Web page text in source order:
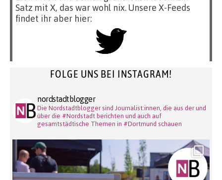
Satz mit X, das war wohl nix. Unsere X-Feeds
findet ihr aber hier:
FOLGE UNS BEI INSTAGRAM!
nordstadtblogger
Die Nordstadtblogger sind Journalist:innen, die aus der und
über die #Nordstadt berichten und auch auf
gesamtstädtische Themen in #Dortmund schauen